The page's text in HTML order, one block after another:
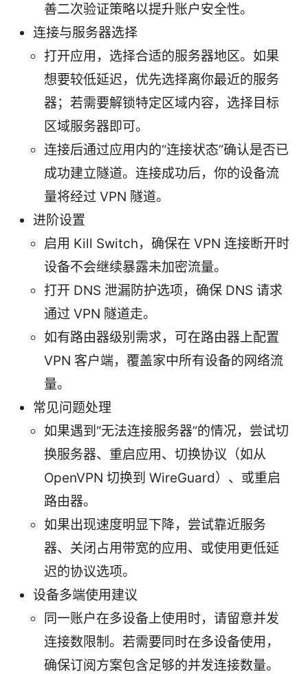
善二次验证策略以提升账户安全性。
连接与服务器选择
打开应用，选择合适的服务器地区。如果
想要较低延迟，优先选择离你最近的服务
器；若需要解锁特定区域内容，选择目标
区域服务器即可。
连接后通过应用内的“连接状态”确认是否已
成功建立隧道。连接成功后，你的设备流
量将经过 VPN 隧道。
进阶设置
启用 Kill Switch，确保在 VPN 连接断开时
设备不会继续暴露未加密流量。
打开 DNS 泄漏防护选项，确保 DNS 请求
通过 VPN 隧道走。
如有路由器级别需求，可在路由器上配置
VPN 客户端，覆盖家中所有设备的网络流
量。
常见问题处理
如果遇到“无法连接服务器”的情况，尝试切
换服务器、重启应用、切换协议（如从
OpenVPN 切换到 WireGuard）、或重启
路由器。
如果出现速度明显下降，尝试靠近服务
器、关闭占用带宽的应用、或使用更低延
迟的协议选项。
设备多端使用建议
同一账户在多设备上使用时，请留意并发
连接数限制。若需要同时在多设备使用，
确保订阅方案包含足够的并发连接数量。